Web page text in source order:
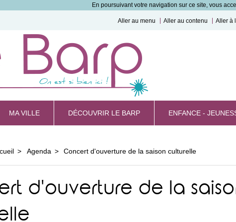
En poursuivant votre navigation sur ce site, vous
Aller au menu Aller au contenu Aller à
MA VILLE DÉCOUVRIR LE BARP ENFANCE -
Agenda Concert d'ouverture de la saison culturelle
d'ouverture de la